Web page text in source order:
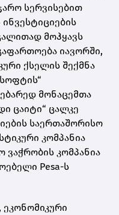
სერვისებით
მოჰყავს
იავორში,
ქსელის შექმნა
მონაცემთა
ცაიტი“ ცალკე
საერთაშორისო
კომპანია
ვაჭრობის კომპანია
Pesa-ს